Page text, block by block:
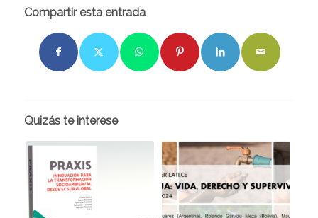
Compartir esta entrada
Quizás te interese